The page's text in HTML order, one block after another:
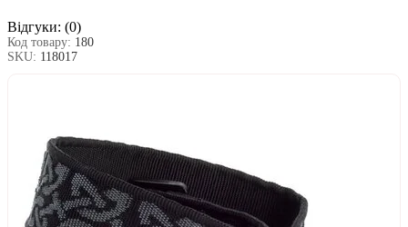
Відгуки: (0)
Код товару: 180
SKU: 118017